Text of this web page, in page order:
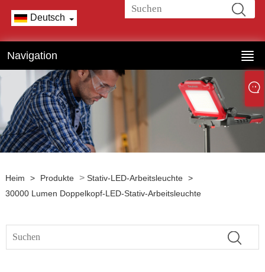
Deutsch
Navigation
Heim > Produkte > Stativ-LED-Arbeitsleuchte >
30000 Lumen Doppelkopf-LED-Stativ-Arbeitsleuchte